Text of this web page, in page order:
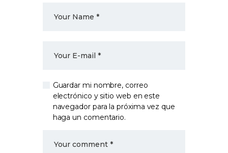
Guardar mi nombre, correo
electrónico y sitio web en este
navegador para la próxima vez que
haga un comentario.